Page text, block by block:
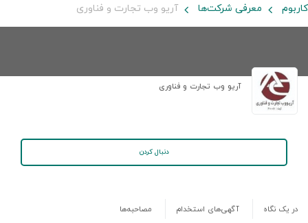
کاربوم معرفی شرکت‌ها آریو وب تجارت و فناوری
آریو وب تجارت و فناوری
دنبال کردن
در یک نگاه آگهی‌های استخدام مصاحبه‌ها